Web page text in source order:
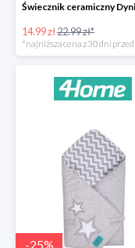
14.99 zł22.99 zł*
-25%